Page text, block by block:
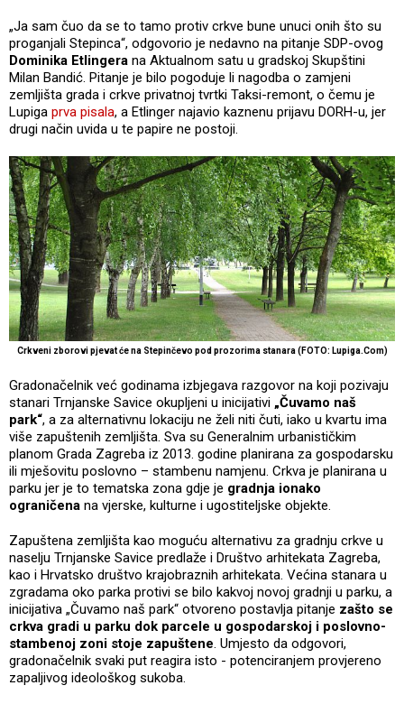
„Ja sam čuo da se to tamo protiv crkve bune unuci onih što su
proganjali Stepinca“, odgovorio je nedavno na pitanje SDP-ovog
Dominika Etlingera na Aktualnom satu u gradskoj Skupštini
Milan Bandić. Pitanje je bilo pogoduje li nagodba o zamjeni
zemljišta grada i crkve privatnoj tvrtki Taksi-remont, o čemu je
Lupiga prva pisala, a Etlinger najavio kaznenu prijavu DORH-u, jer
drugi način uvida u te papire ne postoji.
Crkveni zborovi pjevat će na Stepinčevo pod prozorima stanara (FOTO: Lupiga.Com)
Gradonačelnik već godinama izbjegava razgovor na koji pozivaju
stanari Trnjanske Savice okupljeni u inicijativi „Čuvamo naš
park“, a za alternativnu lokaciju ne želi niti čuti, iako u kvartu ima
više zapuštenih zemljišta. Sva su Generalnim urbanističkim
planom Grada Zagreba iz 2013. godine planirana za gospodarsku
ili mješovitu poslovno – stambenu namjenu. Crkva je planirana u
parku jer je to tematska zona gdje je gradnja ionako
ograničena na vjerske, kulturne i ugostiteljske objekte.
Zapuštena zemljišta kao moguću alternativu za gradnju crkve u
naselju Trnjanske Savice predlaže i Društvo arhitekata Zagreba,
kao i Hrvatsko društvo krajobraznih arhitekata. Većina stanara u
zgradama oko parka protivi se bilo kakvoj novoj gradnji u parku, a
inicijativa „Čuvamo naš park“ otvoreno postavlja pitanje zašto se
crkva gradi u parku dok parcele u gospodarskoj i poslovno-
stambenoj zoni stoje zapuštene. Umjesto da odgovori,
gradonačelnik svaki put reagira isto - potenciranjem provjereno
zapaljivog ideološkog sukoba.